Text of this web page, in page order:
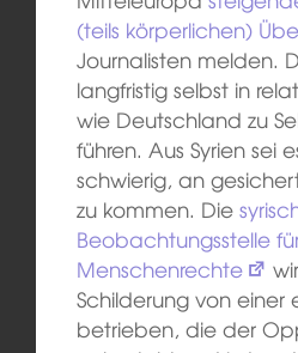
(teils körperlichen)
Journalisten melden.
langfristig selbst in
wie Deutschland zu
führen. Aus Syrien sei
schwierig, an
zu kommen. Die
Beobachtungsstelle
Menschenrechte
Schilderung von einer
betrieben, die der